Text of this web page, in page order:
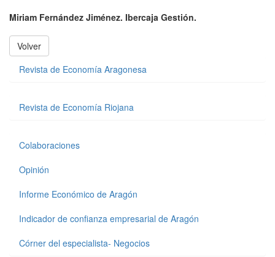
Miriam Fernández Jiménez. Ibercaja Gestión.
Volver
Revista de Economía Aragonesa
Revista de Economía Riojana
Colaboraciones
Opinión
Informe Económico de Aragón
Indicador de confianza empresarial de Aragón
Córner del especialista- Negocios